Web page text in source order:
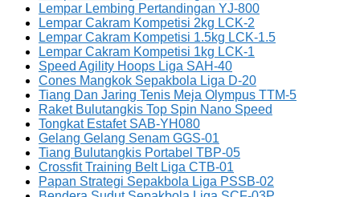
Lempar Lembing Pertandingan YJ-800
Lempar Cakram Kompetisi 2kg LCK-2
Lempar Cakram Kompetisi 1.5kg LCK-1.5
Lempar Cakram Kompetisi 1kg LCK-1
Speed Agility Hoops Liga SAH-40
Cones Mangkok Sepakbola Liga D-20
Tiang Dan Jaring Tenis Meja Olympus TTM-5
Raket Bulutangkis Top Spin Nano Speed
Tongkat Estafet SAB-YH080
Gelang Gelang Senam GGS-01
Tiang Bulutangkis Portabel TBP-05
Crossfit Training Belt Liga CTB-01
Papan Strategi Sepakbola Liga PSSB-02